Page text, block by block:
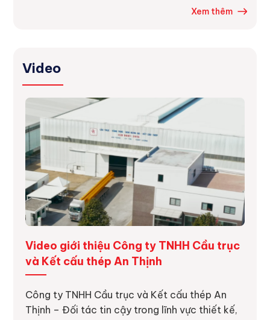
Xem thêm
Video
Video giới thiệu Công ty TNHH Cầu trục
và Kết cấu thép An Thịnh
Công ty TNHH Cầu trục và Kết cấu thép An
Thịnh – Đối tác tin cậy trong lĩnh vực thiết kế,